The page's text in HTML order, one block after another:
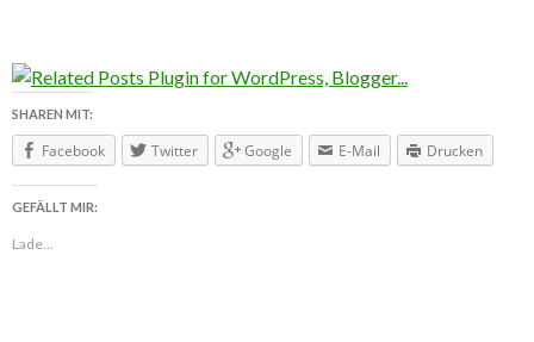
SHAREN MIT:
Facebook Twitter Google E-Mail Drucken
GEFÄLLT MIR:
Lade...